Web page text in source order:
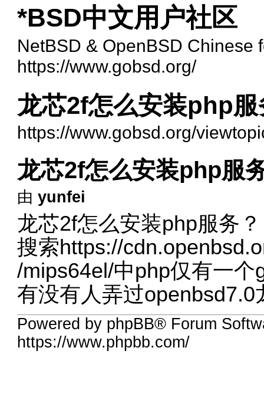
*BSD中文用户社区
NetBSD & OpenBSD Chinese
https://www.gobsd.org/
龙芯2f怎么安装php服
https://www.gobsd.org/
龙芯2f怎么安装php服
由yunfei
龙芯2f怎么安装php服务？
搜索https://
/mips64el/中php仅有一个
有没有人弄过openbsd7.0
Powered by phpBB® Forum
https://www.phpbb.com/